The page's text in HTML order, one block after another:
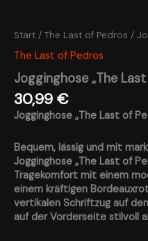
Start / The Last of Pedros /
The Last of Pedros
Jogginghose „The
30,99 €
Jogginghose „The Last of
Bequem, lässig und mit
Jogginghose „The Last of
Tragekomfort mit einem
einem kräftigen
vertikalen Schriftzug auf
auf der Vorderseite stilvoll